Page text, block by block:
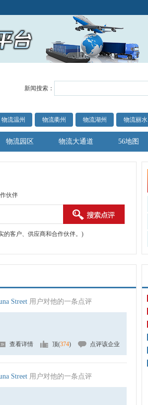
新闻搜索：
物流温州 物流衢州 物流湖州 物流丽水
物流园区 物流大通道 56地图
伙伴
的客户、供应商和合作伙伴。)
Street 用户对他的一条点评
查看详情 顶(374) 点评该企业
Street 用户对他的一条点评